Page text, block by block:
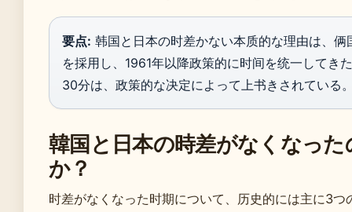
要点: 韩国と日本の时差かない本质的な理由は、
を採用し、1961年以降政策的に时间を统一してき
30分は、政策的な决定によって上书きされている
韓国と日本の時差がなくなっ
か？
时差がなくなった时期について、历史的には主に3